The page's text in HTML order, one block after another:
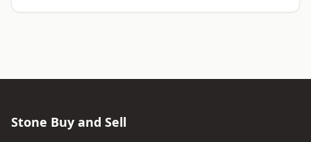
Stone Buy and Sell